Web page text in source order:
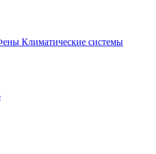
Климатические системы